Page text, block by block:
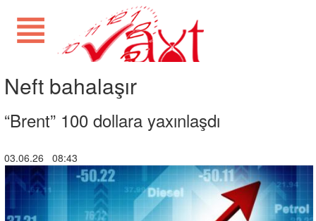
Neft bahalaşır
“Brent” 100 dollara yaxınlaşdı
03.06.26 08:43